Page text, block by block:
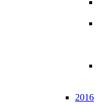
2016